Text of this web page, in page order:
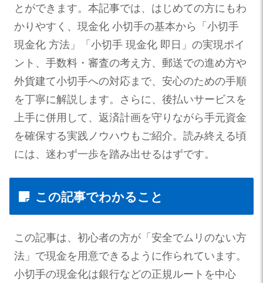
とができます。本記事では、はじめての方にもわ
かりやすく、現金化 小切手の基本から「小切手
現金化 方法」「小切手 現金化 即日」の実現ポイ
ント、手数料・審査の考え方、郵送での進め方や
外貨建て小切手への対応まで、安心のための手順
を丁寧に解説します。さらに、後払いサービスを
上手に併用して、返済計画を守りながら手元資金
を確保する実践ノウハウもご紹介。読み終える頃
には、迷わず一歩を踏み出せるはずです。
この記事でわかること
この記事は、初心者の方が「安全でムリのない方
法」で現金を用意できるように作られています。
小切手の現金化は銀行などの正規ルートを中心